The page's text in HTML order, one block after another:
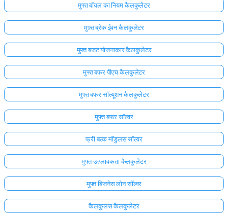
मुफ्त बॉयल का नियम कैलकुलेटर
मुफ़्त ब्रेक ईवन कैलकुलेटर
मुफ्त बजट योजनाकार कैलकुलेटर
मुफ्त बफर पीएच कैलकुलेटर
मुफ्त बफर सॉल्यूशन कैलकुलेटर
मुफ्त बफर सॉल्वर
फ्री बल्क मॉडुलस सॉल्वर
मुफ्त उत्प्लावकता कैलकुलेटर
मुफ्त बिजनेस लोन सॉल्वर
कैलकुलस कैलकुलेटर